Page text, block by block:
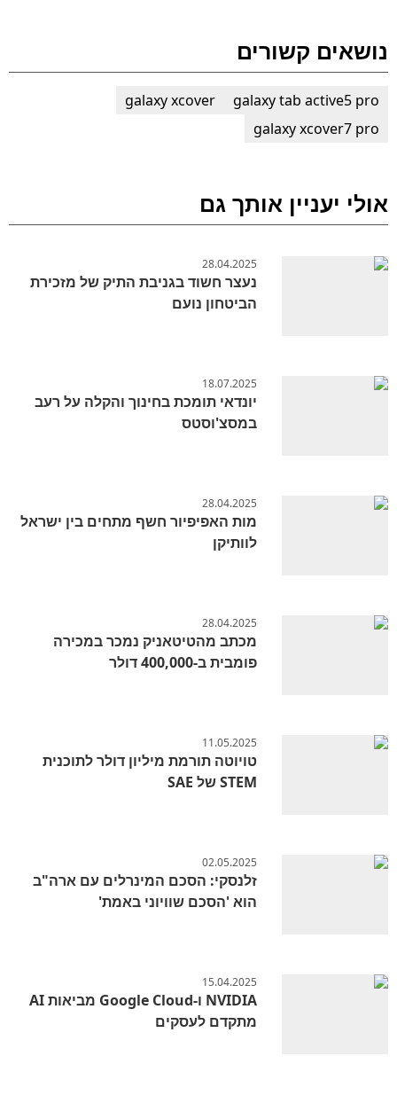
נושאים קשורים
galaxy tab active5 pro
galaxy xcover
galaxy xcover7 pro
אולי יעניין אותך גם
28.04.2025
נעצר חשוד בגניבת התיק של מזכירת
הביטחון נועם
18.07.2025
יונדאי תומכת בחינוך והקלה על רעב
במסצ'וסטס
28.04.2025
מות האפיפיור חשף מתחים בין ישראל
לוותיקן
28.04.2025
מכתב מהטיטאניק נמכר במכירה
פומבית ב-400,000 דולר
11.05.2025
טויוטה תורמת מיליון דולר לתוכנית
STEM של SAE
02.05.2025
זלנסקי: הסכם המינרלים עם ארה"ב
הוא 'הסכם שוויוני באמת'
15.04.2025
NVIDIA ו-Google Cloud מביאות AI
מתקדם לעסקים